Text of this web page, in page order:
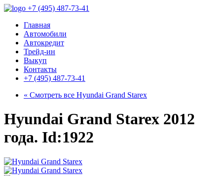
+7 (495) 487-73-41
Главная
Автомобили
Автокредит
Трейд-ин
Выкуп
Контакты
+7 (495) 487-73-41
« Смотреть все Hyundai Grand Starex
Hyundai Grand Starex 2012
года. Id:1922